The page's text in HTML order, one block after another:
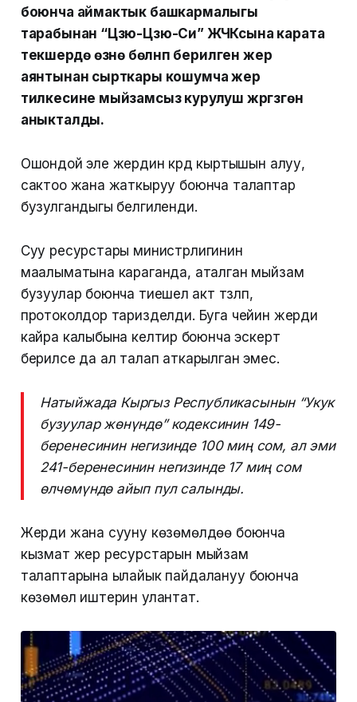
боюнча аймактык башкармалыгы
тарабынан “Цзю-Цзю-Си” ЖЧКсына карата
текшерүүдө өзүнө бөлүнүп берилген жер
аянтынан сырткары кошумча жер
тилкесине мыйзамсыз курулуш жүргүзгөнү
аныкталды.
Ошондой эле жердин күрдүү кыртышын алуу,
сактоо жана жаткыруу боюнча талаптар
бузулгандыгы белгиленди.
Суу ресурстары министрлигинин
маалыматына караганда, аталган мыйзам
бузуулар боюнча тиешелүү акт түзүлүп,
протоколдор таризделди. Буга чейин жерди
кайра калыбына келтирүү боюнча эскертүү
берилсе да ал талап аткарылган эмес.
Натыйжада Кыргыз Республикасынын “Укук
бузуулар жөнүндө” кодексинин 149-
беренесинин негизинде 100 миң сом, ал эми
241-беренесинин негизинде 17 миң сом
өлчөмүндө айып пул салынды.
Жерди жана сууну көзөмөлдөө боюнча
кызмат жер ресурстарын мыйзам
талаптарына ылайык пайдалануу боюнча
көзөмөл иштерин улантат.